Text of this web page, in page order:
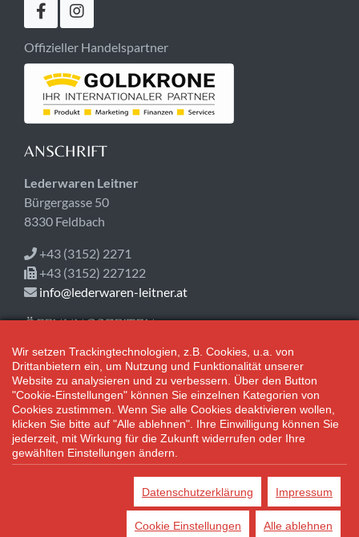
Offizieller Handelspartner
ANSCHRIFT
Lederwaren Leitner
Bürgergasse 50
8330 Feldbach
+43 (3152) 2271
+43 (3152) 227122
info@lederwaren-leitner.at
ÖFFNUNGSZEITEN
Heute geschlossen!
Mo-Fr 08:30-18:00
Sa 08:30-12:30
Adventsamstage: 08:30 bis 17:00 Uhr geöffnet.
Bei Preisen, die mit "UVP" gekennzeichnet sind, handelt es sich um
Wir setzen Trackingtechnologien, z.B. Cookies, u.a. von
Drittanbietern ein, um Nutzung und Funktionalität unserer
Website zu analysieren und zu verbessern. Über den Button
"Cookie-Einstellungen" können Sie einzelnen Kategorien von
Cookies zustimmen. Wenn Sie alle Cookies deaktivieren wollen,
klicken Sie bitte auf "Alle ablehnen". Ihre Einwilligung können Sie
jederzeit, mit Wirkung für die Zukunft widerrufen oder Ihre
gewählten Einstellungen ändern.
Datenschutzerklärung Impressum
Cookie Einstellungen Alle ablehnen